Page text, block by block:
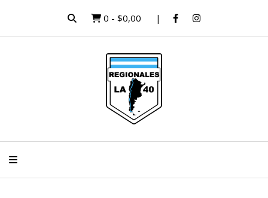
0 - $0,00